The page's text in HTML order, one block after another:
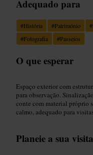
Adequado para
#História #Património #
#Fotografia #Passeios
O que esperar
Espaço exterior com
para observação.
conte com material próprio
calmo, adequado para
Planeie a sua visita